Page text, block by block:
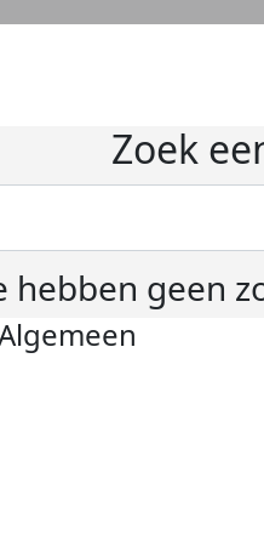
Zoek
hebben geen